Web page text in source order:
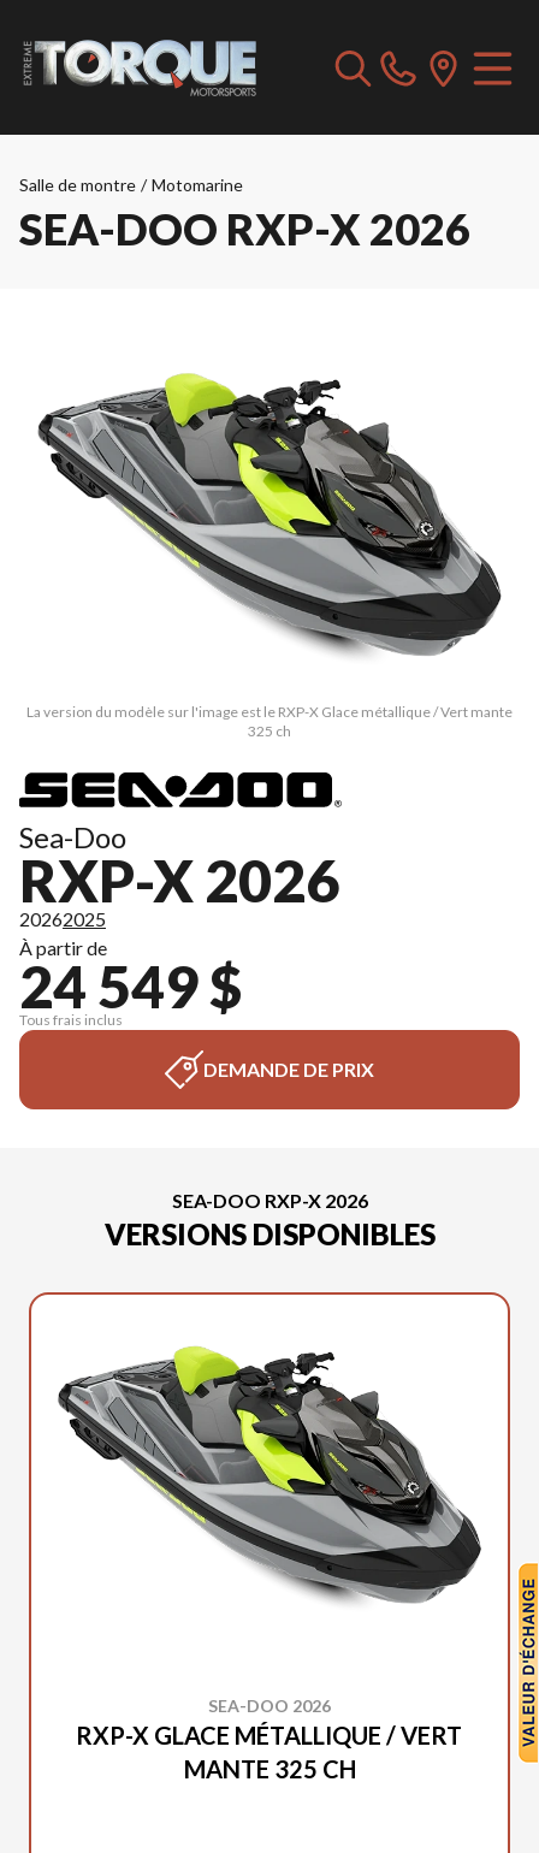
Salle de montre / Motomarine
SEA-DOO RXP-X 2026
La version du modèle sur l'image est le RXP-X Glace métallique / Vert mante
325 ch
Sea-Doo
RXP-X 2026
20262025
À partir de
24 549 $
Tous frais inclus
DEMANDE DE PRIX
SEA-DOO RXP-X 2026
VERSIONS DISPONIBLES
SEA-DOO 2026
RXP-X GLACE MÉTALLIQUE / VERT
MANTE 325 CH